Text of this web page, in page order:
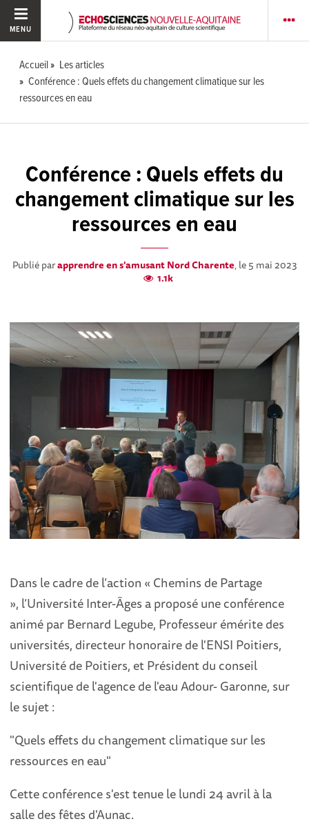
MENU
Accueil
Les articles
Conférence : Quels effets du changement climatique sur les
ressources en eau
Conférence : Quels effets du
changement climatique sur les
ressources en eau
Publié parapprendre en s'amusant Nord Charente, le 5 mai 2023
1.1k
Dans le cadre de l’action « Chemins de Partage
», l’Université Inter-Âges a proposé une conférence
animé par Bernard Legube, Professeur émérite des
universités, directeur honoraire de l'ENSI Poitiers,
Université de Poitiers, et Président du conseil
scientifique de l'agence de l'eau Adour- Garonne, sur
le sujet :
"Quels effets du changement climatique sur les
ressources en eau"
Cette conférence s'est tenue le lundi 24 avril à la
salle des fêtes d'Aunac.